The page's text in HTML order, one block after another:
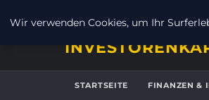
STARTSEITE FINANZEN &
Wir verwenden Cookies, um Ihr